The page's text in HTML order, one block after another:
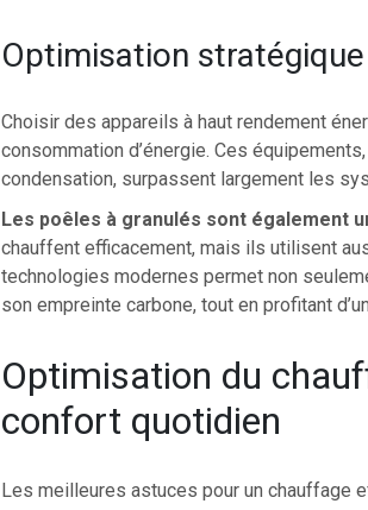
Optimisation
Choisir des appareils à haut rendement
consommation d’énergie. Ces
condensation, surpassent largement les
Les poêles à granulés sont également
chauffent efficacement, mais ils utilisent
technologies modernes permet non
son empreinte carbone, tout en profitant
Optimisation du
confort quotidien
Les meilleures astuces pour un chauffage